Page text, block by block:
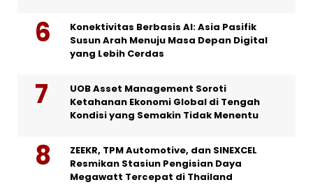
Konektivitas Berbasis AI: Asia Pasifik
Susun Arah Menuju Masa Depan Digital
yang Lebih Cerdas
UOB Asset Management Soroti
Ketahanan Ekonomi Global di Tengah
Kondisi yang Semakin Tidak Menentu
ZEEKR, TPM Automotive, dan SINEXCEL
Resmikan Stasiun Pengisian Daya
Megawatt Tercepat di Thailand